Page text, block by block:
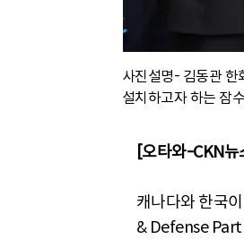
사진설명- 김동관 한
설치하고자 하는 잠
[오타와-CKN뉴
캐나다와 한국
& Defense